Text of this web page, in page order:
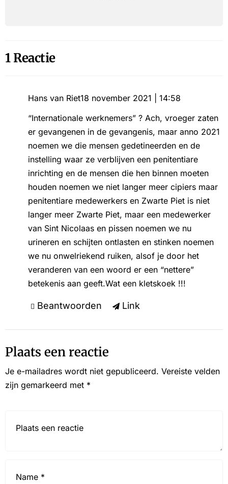
1 Reactie
Hans van Riet18 november 2021 | 14:58
“Internationale werknemers” ? Ach, vroeger zaten
er gevangenen in de gevangenis, maar anno 2021
noemen we die mensen gedetineerden en de
instelling waar ze verblijven een penitentiare
inrichting en de mensen die hen binnen moeten
houden noemen we niet langer meer cipiers maar
penitentiare medewerkers en Zwarte Piet is niet
langer meer Zwarte Piet, maar een medewerker
van Sint Nicolaas en pissen noemen we nu
urineren en schijten ontlasten en stinken noemen
we nu onwelriekend ruiken, alsof je door het
veranderen van een woord er een “nettere”
betekenis aan geeft.Wat een kletskoek !!!
Beantwoorden Link
Plaats een reactie
Je e-mailadres wordt niet gepubliceerd. Vereiste velden
zijn gemarkeerd met *